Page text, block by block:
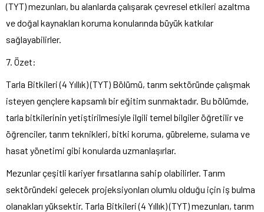
(TYT) mezunları, bu alanlarda çalışarak çevresel etkileri azaltma
ve doğal kaynakları koruma konularında büyük katkılar
sağlayabilirler.
7. Özet:
Tarla Bitkileri (4 Yıllık) (TYT) Bölümü, tarım sektöründe çalışmak
isteyen gençlere kapsamlı bir eğitim sunmaktadır. Bu bölümde,
tarla bitkilerinin yetiştirilmesiyle ilgili temel bilgiler öğretilir ve
öğrenciler, tarım teknikleri, bitki koruma, gübreleme, sulama ve
hasat yönetimi gibi konularda uzmanlaşırlar.
Mezunlar çeşitli kariyer fırsatlarına sahip olabilirler. Tarım
sektöründeki gelecek projeksiyonları olumlu olduğu için iş bulma
olanakları yüksektir. Tarla Bitkileri (4 Yıllık) (TYT) mezunları, tarım